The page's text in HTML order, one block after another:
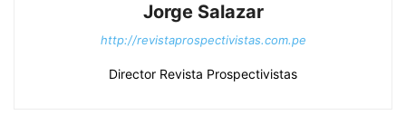
Jorge Salazar
http://revistaprospectivistas.com.pe
Director Revista Prospectivistas